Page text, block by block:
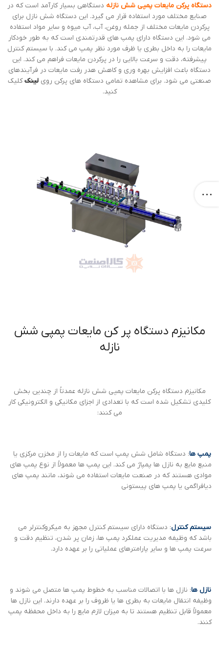
دستگاه پرکن مایعات پمپی شش نازله دستگاهی بسیار کارآمد است که در
صنایع مختلف مورد استفاده قرار می گیرد. این دستگاه شش نازل برای
پرکردن مایعات مختلف از جمله روغن، آب، آب میوه و سایر مواد استفاده
می شود. این دستگاه دارای پمپ های قدرتمندی است که به طور خودکار
مایعات را به داخل بطری یا ظرف مورد نظر پمپ می کند. با سیستم کنترل
پیشرفته، دقت و سرعت بالایی را در پرکردن مایعات فراهم می کند. این
دستگاه باعث افزایش بهره وری و کاهش هدر رفت مایعات در فرآیندهای
صنعتی می شود. برای مشاهده تمامی دستگاه های پرکن روی لینککلیک
کنید.
مکانیزم دستگاه پر کن مایعات پمپی شش
نازله
مکانیزم دستگاه پرکن مایعات پمپی شش نازله عمدتاً از چندین بخش
کلیدی تشکیل شده است که با تعدادی از اجزای مکانیکی و الکترونیکی کار
می کنند:
پمپ ها: دستگاه شامل شش پمپ است که مایعات را از مخزن مرکزی یا
منبع مایع به نازل ها پمپاژ می کند. این پمپ ها معمولاً از نوع پمپ های
موادی هستند که در صنعت مایعات استفاده می شوند، مانند پمپ های
دیافراگمی یا پمپ های پیستونی
سیستم کنترل: دستگاه دارای سیستم کنترل مجهز به میکروکنترلر می
باشد که وظیفه مدیریت عملکرد پمپ ها، زمان پر شدن، تنظیم دقت و
سرعت پمپ ها و سایر پارامترهای عملیاتی را بر عهده دارد.
نازل ها: نازل ها با اتصالات مناسب به خطوط پمپ ها متصل می شوند و
وظیفه انتقال مایعات به بطری ها یا ظروف را بر عهده دارند. این نازل ها
معمولاً قابل تنظیم هستند تا به میزان لازم مایع را به داخل محفظه پمپ
کنند.